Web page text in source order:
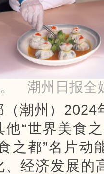
潮州日报全
潮州）2024
他“世界美食
之都”名片动
、经济发展的